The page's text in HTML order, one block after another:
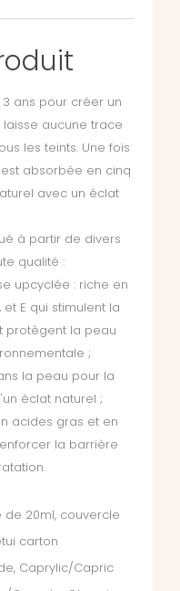
ans pour créer un
aucune trace
les teints. Une fois
absorbée en cinq
avec un éclat
à partir de divers
qualité :
upcyclée : riche en
E qui stimulent la
protègent la peau
;
la peau pour la
éclat naturel ;
acides gras et en
la barrière
de 20ml, couvercle
carton
Caprylic/Capric